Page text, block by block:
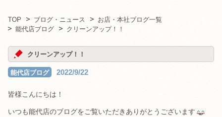
TOP ブログ・ニュース
お店・本社ブログ一覧
能代店ブログ
クリーンアップ！！
クリーンアップ！！
能代店ブログ 2022/9/22
皆様こんにちは！
いつも能代店のブログをご覧いただきありがとうございます